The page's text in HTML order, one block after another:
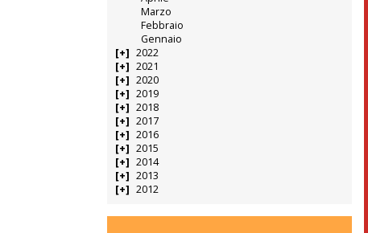
Marzo
Febbraio
Gennaio
2022
2021
2020
2019
2018
2017
2016
2015
2014
2013
2012